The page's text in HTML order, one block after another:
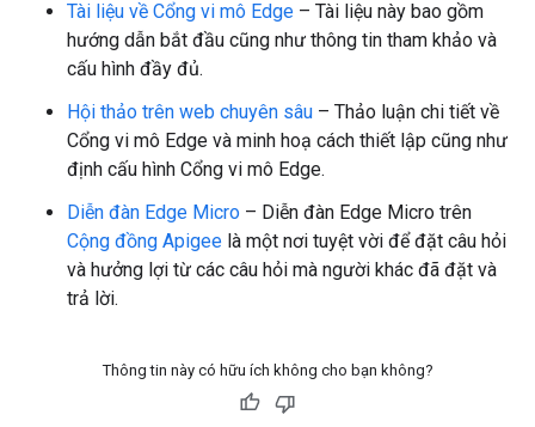
Tài liệu về Cổng vi mô Edge – Tài liệu này bao gồm
hướng dẫn bắt đầu cũng như thông tin tham khảo và
cấu hình đầy đủ.
Hội thảo trên web chuyên sâu – Thảo luận chi tiết về
Cổng vi mô Edge và minh hoạ cách thiết lập cũng như
định cấu hình Cổng vi mô Edge.
Diễn đàn Edge Micro – Diễn đàn Edge Micro trên
Cộng đồng Apigee là một nơi tuyệt vời để đặt câu hỏi
và hưởng lợi từ các câu hỏi mà người khác đã đặt và
trả lời.
Thông tin này có hữu ích không cho bạn không?